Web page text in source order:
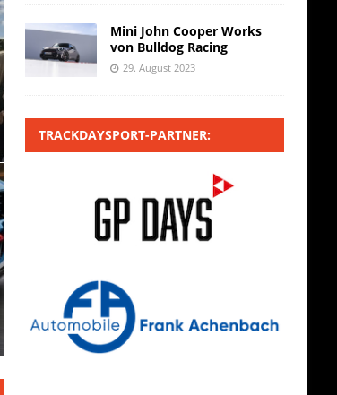
Mini John Cooper Works
von Bulldog Racing
29. August 2023
TRACKDAYSPORT-PARTNER: